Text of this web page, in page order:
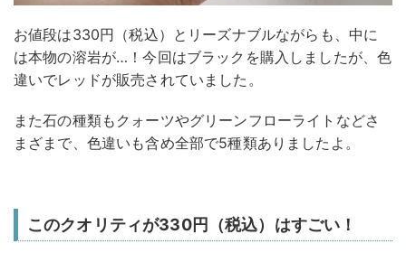
お値段は330円（税込）とリーズナブルながらも、中に
は本物の溶岩が…！今回はブラックを購入しましたが、色
違いでレッドが販売されていました。
また石の種類もクォーツやグリーンフローライトなどさ
まざまで、色違いも含め全部で5種類ありましたよ。
このクオリティが330円（税込）はすごい！